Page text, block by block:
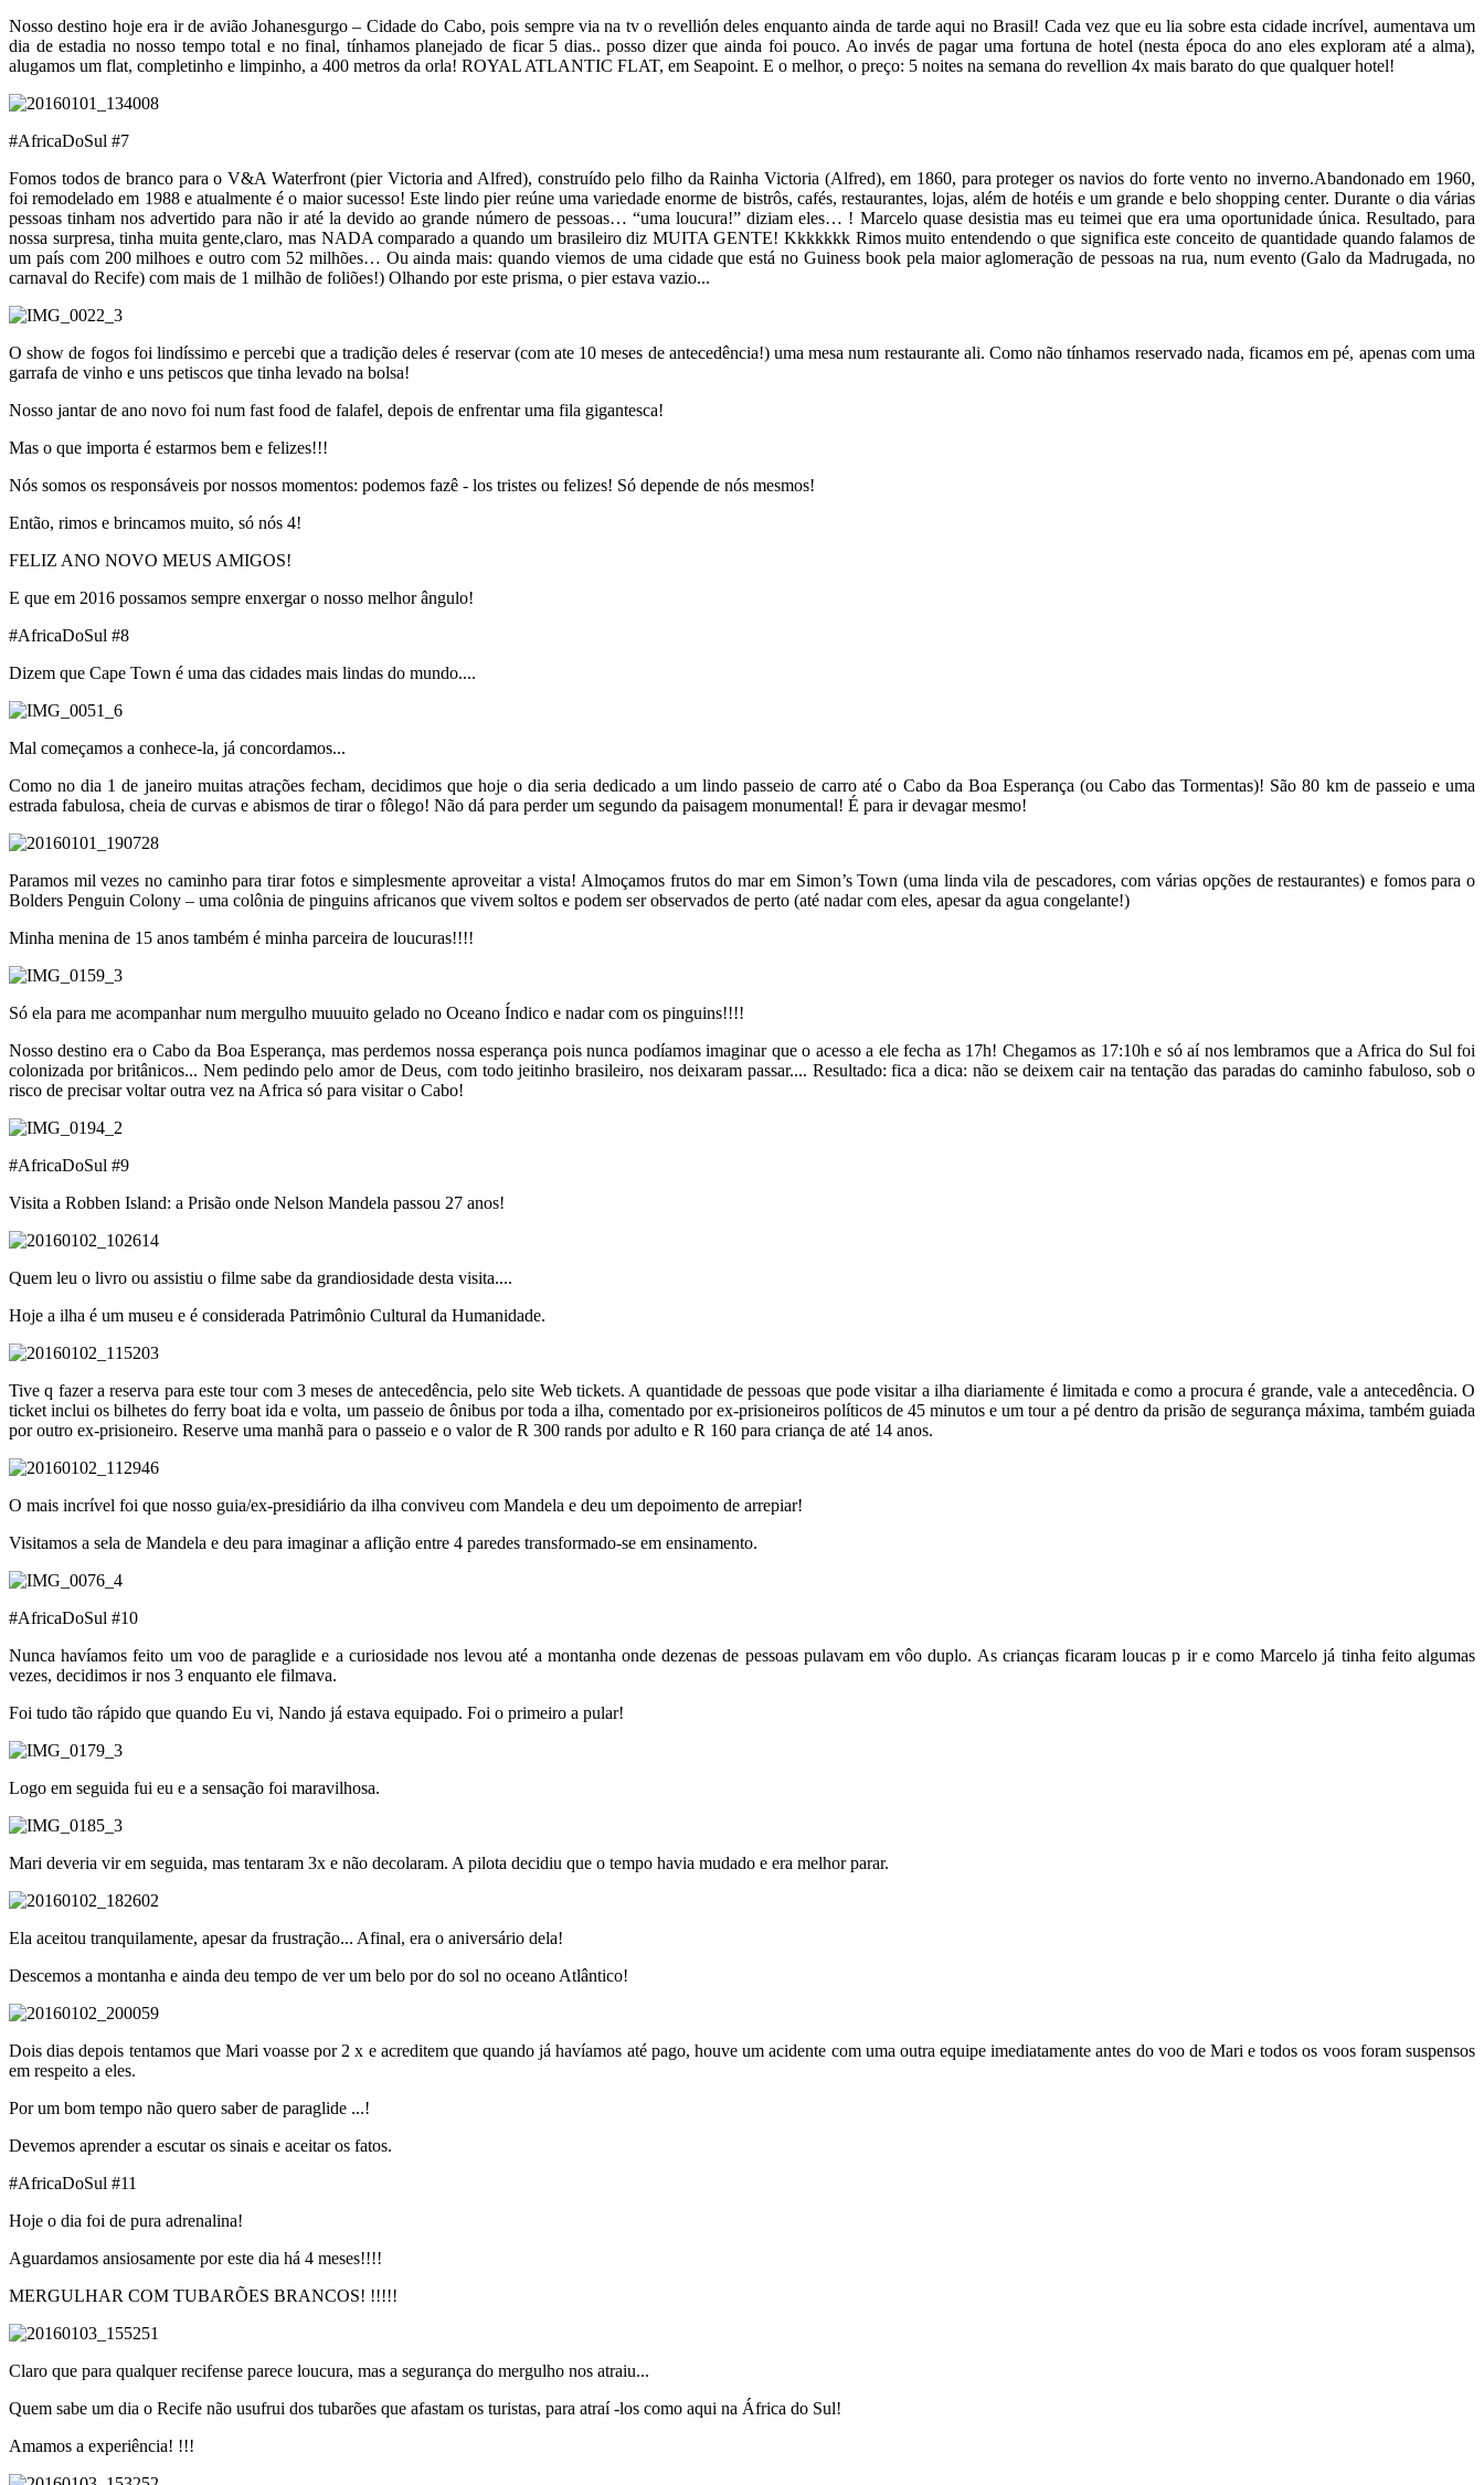
Nosso destino hoje era ir de avião Johanesgurgo – Cidade do Cabo, pois sempre via na tv o revellión deles enquanto ainda de tarde aqui no Brasil! Cada vez que eu lia sobre esta cidade incrível, aumentava um
dia de estadia no nosso tempo total e no final, tínhamos planejado de ficar 5 dias.. posso dizer que ainda foi pouco. Ao invés de pagar uma fortuna de hotel (nesta época do ano eles exploram até a alma),
alugamos um flat, completinho e limpinho, a 400 metros da orla! ROYAL ATLANTIC FLAT, em Seapoint. E o melhor, o preço: 5 noites na semana do revellion 4x mais barato do que qualquer hotel!
#AfricaDoSul #7
Fomos todos de branco para o V&A Waterfront (pier Victoria and Alfred), construído pelo filho da Rainha Victoria (Alfred), em 1860, para proteger os navios do forte vento no inverno.Abandonado em 1960,
foi remodelado em 1988 e atualmente é o maior sucesso! Este lindo pier reúne uma variedade enorme de bistrôs, cafés, restaurantes, lojas, além de hotéis e um grande e belo shopping center. Durante o dia várias
pessoas tinham nos advertido para não ir até la devido ao grande número de pessoas… “uma loucura!” diziam eles… ! Marcelo quase desistia mas eu teimei que era uma oportunidade única. Resultado, para
nossa surpresa, tinha muita gente,claro, mas NADA comparado a quando um brasileiro diz MUITA GENTE! Kkkkkkk Rimos muito entendendo o que significa este conceito de quantidade quando falamos de
um país com 200 milhoes e outro com 52 milhões… Ou ainda mais: quando viemos de uma cidade que está no Guiness book pela maior aglomeração de pessoas na rua, num evento (Galo da Madrugada, no
carnaval do Recife) com mais de 1 milhão de foliões!) Olhando por este prisma, o pier estava vazio...
O show de fogos foi lindíssimo e percebi que a tradição deles é reservar (com ate 10 meses de antecedência!) uma mesa num restaurante ali. Como não tínhamos reservado nada, ficamos em pé, apenas com uma
garrafa de vinho e uns petiscos que tinha levado na bolsa!
Nosso jantar de ano novo foi num fast food de falafel, depois de enfrentar uma fila gigantesca!
Mas o que importa é estarmos bem e felizes!!!
Nós somos os responsáveis por nossos momentos: podemos fazê - los tristes ou felizes! Só depende de nós mesmos!
Então, rimos e brincamos muito, só nós 4!
FELIZ ANO NOVO MEUS AMIGOS!
E que em 2016 possamos sempre enxergar o nosso melhor ângulo!
#AfricaDoSul #8
Dizem que Cape Town é uma das cidades mais lindas do mundo....
Mal começamos a conhece-la, já concordamos...
Como no dia 1 de janeiro muitas atrações fecham, decidimos que hoje o dia seria dedicado a um lindo passeio de carro até o Cabo da Boa Esperança (ou Cabo das Tormentas)! São 80 km de passeio e uma
estrada fabulosa, cheia de curvas e abismos de tirar o fôlego! Não dá para perder um segundo da paisagem monumental! É para ir devagar mesmo!
Paramos mil vezes no caminho para tirar fotos e simplesmente aproveitar a vista! Almoçamos frutos do mar em Simon’s Town (uma linda vila de pescadores, com várias opções de restaurantes) e fomos para o
Bolders Penguin Colony – uma colônia de pinguins africanos que vivem soltos e podem ser observados de perto (até nadar com eles, apesar da agua congelante!)
Minha menina de 15 anos também é minha parceira de loucuras!!!!
Só ela para me acompanhar num mergulho muuuito gelado no Oceano Índico e nadar com os pinguins!!!!
Nosso destino era o Cabo da Boa Esperança, mas perdemos nossa esperança pois nunca podíamos imaginar que o acesso a ele fecha as 17h! Chegamos as 17:10h e só aí nos lembramos que a Africa do Sul foi
colonizada por britânicos... Nem pedindo pelo amor de Deus, com todo jeitinho brasileiro, nos deixaram passar.... Resultado: fica a dica: não se deixem cair na tentação das paradas do caminho fabuloso, sob o
risco de precisar voltar outra vez na Africa só para visitar o Cabo!
#AfricaDoSul #9
Visita a Robben Island: a Prisão onde Nelson Mandela passou 27 anos!
Quem leu o livro ou assistiu o filme sabe da grandiosidade desta visita....
Hoje a ilha é um museu e é considerada Patrimônio Cultural da Humanidade.
Tive q fazer a reserva para este tour com 3 meses de antecedência, pelo site Web tickets. A quantidade de pessoas que pode visitar a ilha diariamente é limitada e como a procura é grande, vale a antecedência. O
ticket inclui os bilhetes do ferry boat ida e volta, um passeio de ônibus por toda a ilha, comentado por ex-prisioneiros políticos de 45 minutos e um tour a pé dentro da prisão de segurança máxima, também guiada
por outro ex-prisioneiro. Reserve uma manhã para o passeio e o valor de R 300 rands por adulto e R 160 para criança de até 14 anos.
O mais incrível foi que nosso guia/ex-presidiário da ilha conviveu com Mandela e deu um depoimento de arrepiar!
Visitamos a sela de Mandela e deu para imaginar a aflição entre 4 paredes transformado-se em ensinamento.
#AfricaDoSul #10
Nunca havíamos feito um voo de paraglide e a curiosidade nos levou até a montanha onde dezenas de pessoas pulavam em vôo duplo. As crianças ficaram loucas p ir e como Marcelo já tinha feito algumas
vezes, decidimos ir nos 3 enquanto ele filmava.
Foi tudo tão rápido que quando Eu vi, Nando já estava equipado. Foi o primeiro a pular!
Logo em seguida fui eu e a sensação foi maravilhosa.
Mari deveria vir em seguida, mas tentaram 3x e não decolaram. A pilota decidiu que o tempo havia mudado e era melhor parar.
Ela aceitou tranquilamente, apesar da frustração... Afinal, era o aniversário dela!
Descemos a montanha e ainda deu tempo de ver um belo por do sol no oceano Atlântico!
Dois dias depois tentamos que Mari voasse por 2 x e acreditem que quando já havíamos até pago, houve um acidente com uma outra equipe imediatamente antes do voo de Mari e todos os voos foram suspensos
em respeito a eles.
Por um bom tempo não quero saber de paraglide ...!
Devemos aprender a escutar os sinais e aceitar os fatos.
#AfricaDoSul #11
Hoje o dia foi de pura adrenalina!
Aguardamos ansiosamente por este dia há 4 meses!!!!
MERGULHAR COM TUBARÕES BRANCOS! !!!!!
Claro que para qualquer recifense parece loucura, mas a segurança do mergulho nos atraiu...
Quem sabe um dia o Recife não usufrui dos tubarões que afastam os turistas, para atraí -los como aqui na África do Sul!
Amamos a experiência! !!!